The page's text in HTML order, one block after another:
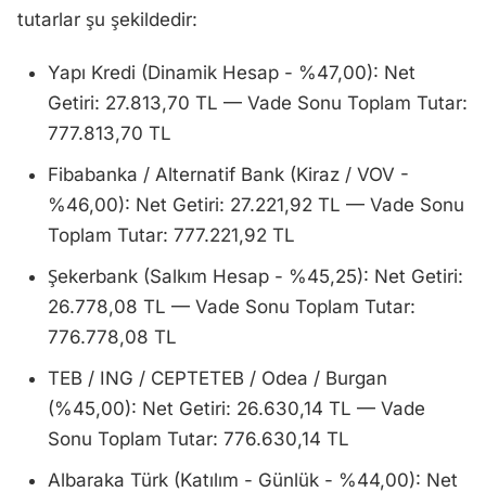
tutarlar şu şekildedir:
Yapı Kredi (Dinamik Hesap - %47,00): Net
Getiri: 27.813,70 TL — Vade Sonu Toplam Tutar:
777.813,70 TL
Fibabanka / Alternatif Bank (Kiraz / VOV -
%46,00): Net Getiri: 27.221,92 TL — Vade Sonu
Toplam Tutar: 777.221,92 TL
Şekerbank (Salkım Hesap - %45,25): Net Getiri:
26.778,08 TL — Vade Sonu Toplam Tutar:
776.778,08 TL
TEB / ING / CEPTETEB / Odea / Burgan
(%45,00): Net Getiri: 26.630,14 TL — Vade
Sonu Toplam Tutar: 776.630,14 TL
Albaraka Türk (Katılım - Günlük - %44,00): Net